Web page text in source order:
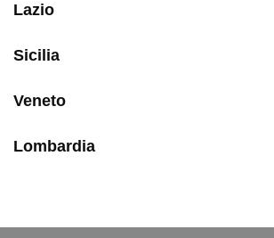
Lazio
Sicilia
Veneto
Lombardia